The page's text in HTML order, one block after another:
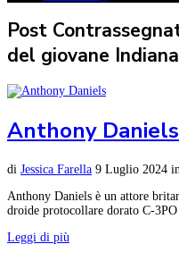
Post
del giovane
Anthony Daniels
di Jessica Farella 9 Luglio 2024 in
Anthony Daniels è un attore
droide protocollare dorato C-3PO
Leggi di più